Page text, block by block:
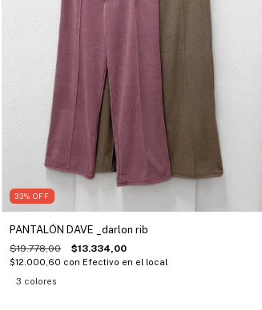
33%OFF
PANTALÓN DAVE _darlon rib
$19.778,00 $13.334,00
$12.000,60 con Efectivo en el local
3 colores